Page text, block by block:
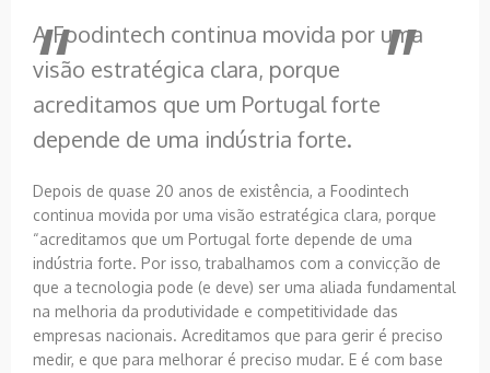
A Foodintech continua movida por uma
visão estratégica clara, porque
acreditamos que um Portugal forte
depende de uma indústria forte.
Depois de quase 20 anos de existência, a Foodintech
continua movida por uma visão estratégica clara, porque
“acreditamos que um Portugal forte depende de uma
indústria forte. Por isso, trabalhamos com a convicção de
que a tecnologia pode (e deve) ser uma aliada fundamental
na melhoria da produtividade e competitividade das
empresas nacionais. Acreditamos que para gerir é preciso
medir, e que para melhorar é preciso mudar. E é com base